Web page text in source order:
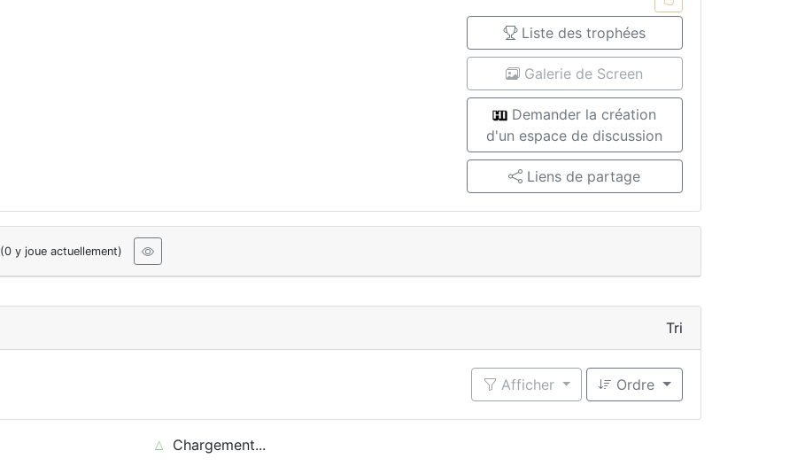
Liste des trophées
Galerie de Screen
Demander la création
d'un espace de discussion
Liens de partage
(0 y joue actuellement)
Tri
Afficher Ordre
Chargement...